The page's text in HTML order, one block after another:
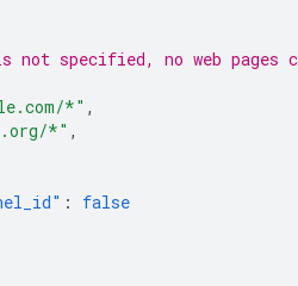
specified, no web pages
*" ,
*" ,
:
false